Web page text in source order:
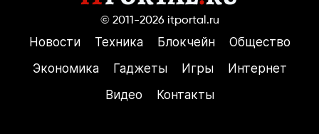
© 2011-2026 itportal.ru
Новости Техника Блокчейн
Общество
Экономика
Гаджеты Игры
Интернет
Видео
Контакты